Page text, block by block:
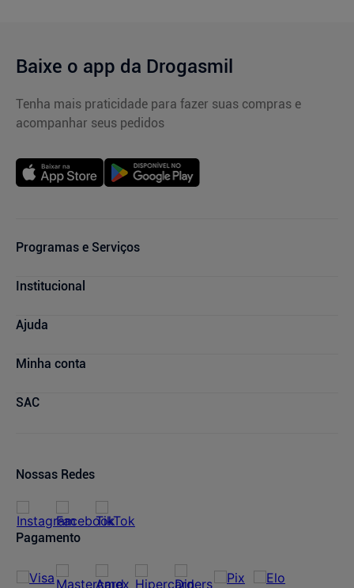
Baixe o app da Drogasmil
Tenha mais praticidade para fazer suas compras e
acompanhar seus pedidos
Programas e Serviços
Cupons de Desconto
Consultas Médicas
Drogasmil Plus
Descontos de laboratórios
Institucional
Blog Drogasmil
Marcas Parceiras
Quem Somos
Ajuda
Dúvidas Frequentes
Condições de Pagamento
Compra Recorrente
Minha conta
Minha conta
SAC
Nossas Redes
Pagamento